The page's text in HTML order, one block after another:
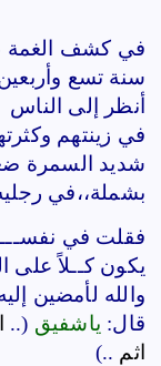
ىفي كشف الغمة
سنة تسع وأربعين
أنظر إلى الناس
في زينتهم
شديد السمرة
بشملة،،في
فقلت في
يكون كــلاً
والله لأمضين
قال: ياشفيق (..
اثم ..)